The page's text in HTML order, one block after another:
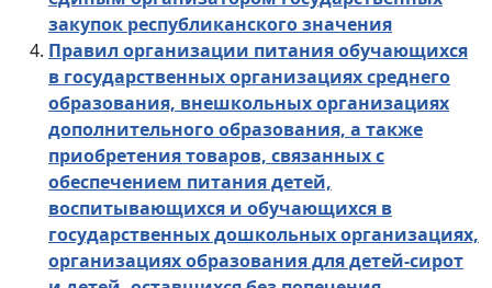
закупок республиканского значения
Правил организации питания обучающихся
в государственных организациях среднего
образования, внешкольных организациях
дополнительного образования, а также
приобретения товаров, связанных с
обеспечением питания детей,
воспитывающихся и обучающихся в
государственных дошкольных организациях,
организациях образования для детей-сирот